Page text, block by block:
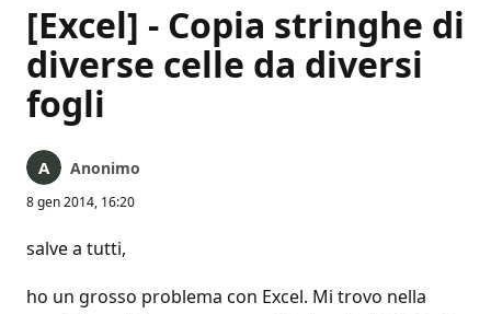
[Excel] - Copia stringhe di
diverse celle da diversi
fogli
Anonimo
8 gen 2014, 16:20
salve a tutti,
ho un grosso problema con Excel. Mi trovo nella